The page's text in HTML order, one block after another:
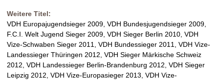
h
t
Weitere Titel:
VDH Europajugendsieger 2009, VDH Bundesjugendsieger 2009,
F.C.I. Welt Jugend Sieger 2009, VDH Sieger Berlin 2010, VDH
Vize-Schwaben Sieger 2011, VDH Bundessieger 2011, VDH Vize-
Landessieger Thüringen 2012, VDH Sieger Märkische Schweiz
2012, VDH Landessieger Berlin-Brandenburg 2012, VDH Sieger
Leipzig 2012, VDH Vize-Europasieger 2013, VDH Vize-